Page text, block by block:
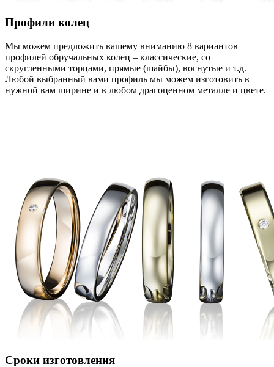
Профили колец
Мы можем предложить вашему вниманию 8 вариантов
профилей обручальных колец – классические, со
скругленными торцами, прямые (шайбы), вогнутые и т.д.
Любой выбранный вами профиль мы можем изготовить в
нужной вам ширине и в любом драгоценном металле и цвете.
Сроки изготовления